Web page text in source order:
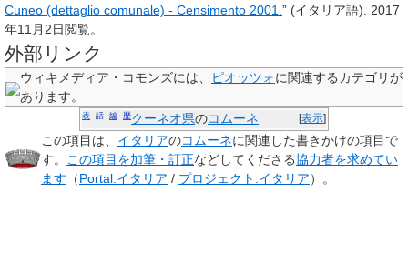
Cuneo (dettaglio comunale) - Censimento 2001.” (イタリア語). 2017
年11月2日閲覧。
外部リンク
ウィキメディア・コモンズには、 ピオッツォに関連するカテゴリが
あります。
[表示]
表 話 編 歴クーネオ県のコムーネ
この項目は、 イタリアのコムーネに関連した書きかけの項目 で
す。 この項目を加筆・訂正などしてくださる協力者を求めてい
ます （Portal:イタリア / プロジェクト:イタリア）。